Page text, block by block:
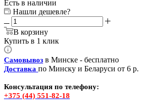
Есть в наличии
Нашли дешевле?
В корзину
Купить в 1 клик
Самовывоз в Минске - бесплатно
Доставка по Минску и Беларуси от 6 р.
Консультация по телефону:
+375 (44) 551-82-18